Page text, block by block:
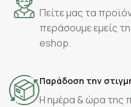
Πείτε μας τα
περάσουμε εμείς
eshop.
Παράδοση την
Η ημέρα & ώρα της